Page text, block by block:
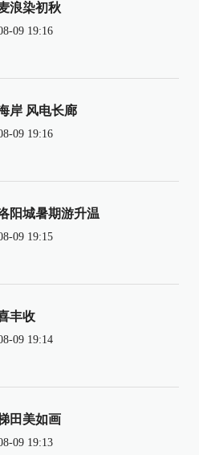
浪染初秋
09 19:16
岸 风电长廊
09 19:16
阳城暑期游升温
09 19:15
丰收
09 19:14
田美如画
09 19:13